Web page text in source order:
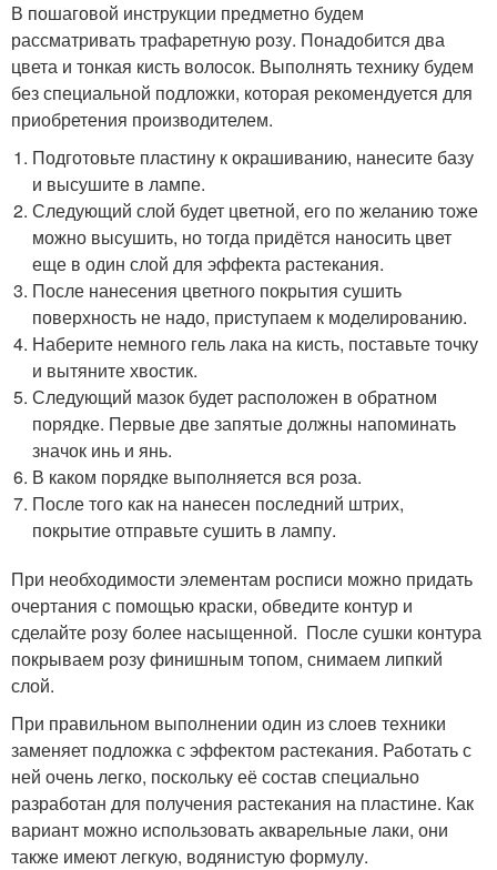
В пошаговой инструкции предметно будем
рассматривать трафаретную розу. Понадобится два
цвета и тонкая кисть волосок. Выполнять технику будем
без специальной подложки, которая рекомендуется для
приобретения производителем.
Подготовьте пластину к окрашиванию, нанесите базу
и высушите в лампе.
Следующий слой будет цветной, его по желанию тоже
можно высушить, но тогда придётся наносить цвет
еще в один слой для эффекта растекания.
После нанесения цветного покрытия сушить
поверхность не надо, приступаем к моделированию.
Наберите немного гель лака на кисть, поставьте точку
и вытяните хвостик.
Следующий мазок будет расположен в обратном
порядке. Первые две запятые должны напоминать
значок инь и янь.
В каком порядке выполняется вся роза.
После того как на нанесен последний штрих,
покрытие отправьте сушить в лампу.
При необходимости элементам росписи можно придать
очертания с помощью краски, обведите контур и
сделайте розу более насыщенной. После сушки контура
покрываем розу финишным топом, снимаем липкий
слой.
При правильном выполнении один из слоев техники
заменяет подложка с эффектом растекания. Работать с
ней очень легко, поскольку её состав специально
разработан для получения растекания на пластине. Как
вариант можно использовать акварельные лаки, они
также имеют легкую, водянистую формулу.